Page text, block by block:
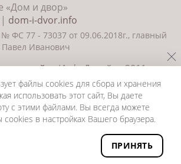
«Дом и двор»
| dom-i-dvor.info
ФС 77 - 73037 от 09.06.2018г., главный
Павел Иванович
и дизайн«ИнфоДизайн» 2011—
файлы cookies для сбора и хранения
использовать этот сайт, Вы даете
с этими файлами. Вы всегда можете
в настройках Вашего браузера.
ПРИНЯТЬ